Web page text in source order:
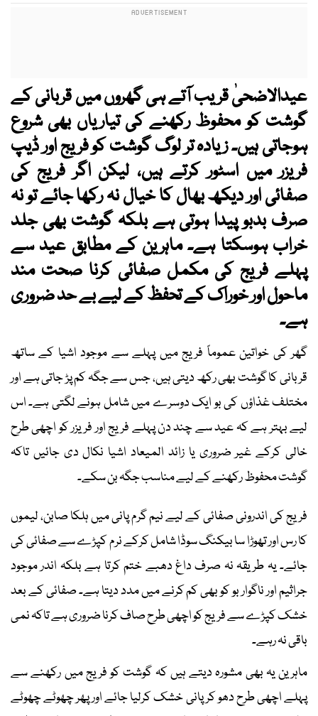
عیدالاضحیٰ قریب آتے ہی گھروں میں قربانی کے
گوشت کو محفوظ رکھنے کی تیاریاں بھی شروع
ہوجاتی ہیں۔ زیادہ تر لوگ گوشت کو فریج اور ڈیپ
فریزر میں اسٹور کرتے ہیں، لیکن اگر فریج کی
صفائی اور دیکھ بھال کا خیال نہ رکھا جائے تو نہ
صرف بدبو پیدا ہوتی ہے بلکہ گوشت بھی جلد
خراب ہوسکتا ہے۔ ماہرین کے مطابق عید سے
پہلے فریج کی مکمل صفائی کرنا صحت مند
ماحول اور خوراک کے تحفظ کے لیے بے حد ضروری
ہے۔
گھر کی خواتین عموماً فریج میں پہلے سے موجود اشیا کے ساتھ
قربانی کا گوشت بھی رکھ دیتی ہیں، جس سے جگہ کم پڑ جاتی ہے اور
مختلف غذاؤں کی بو ایک دوسرے میں شامل ہونے لگتی ہے۔ اس
لیے بہتر ہے کہ عید سے چند دن پہلے فریج اور فریزر کو اچھی طرح
خالی کرکے غیر ضروری یا زائد المیعاد اشیا نکال دی جائیں تاکہ
گوشت محفوظ رکھنے کے لیے مناسب جگہ بن سکے۔
فریج کی اندرونی صفائی کے لیے نیم گرم پانی میں ہلکا صابن، لیموں
کا رس اور تھوڑا سا بیکنگ سوڈا شامل کرکے نرم کپڑے سے صفائی کی
جائے۔ یہ طریقہ نہ صرف داغ دھبے ختم کرتا ہے بلکہ اندر موجود
جراثیم اور ناگوار بو کو بھی کم کرنے میں مدد دیتا ہے۔ صفائی کے بعد
خشک کپڑے سے فریج کو اچھی طرح صاف کرنا ضروری ہے تاکہ نمی
باقی نہ رہے۔
ماہرین یہ بھی مشورہ دیتے ہیں کہ گوشت کو فریج میں رکھنے سے
پہلے اچھی طرح دھو کر پانی خشک کرلیا جائے اور پھر چھوٹے چھوٹے